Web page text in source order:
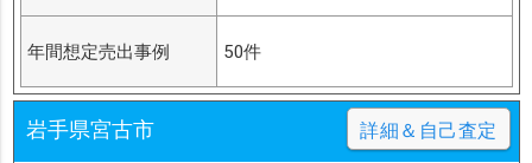
年間想定売出事例 50件
岩手県宮古市 詳細＆自己査定